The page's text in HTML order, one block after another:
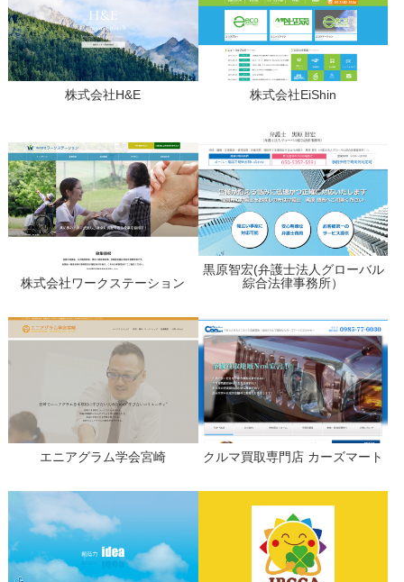
株式会社H&E 株式会社EiShin
株式会社ワークステーション
黒原智宏(弁護士法人グローバル
綜合法律事務所）
エニアグラム学会宮崎 クルマ買取専門店 カーズマート